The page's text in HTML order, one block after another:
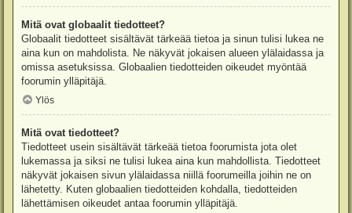
Mitä ovat globaalit tiedotteet?
Globaalit tiedotteet sisältävät tärkeää tietoa ja sinun tulisi lukea ne
aina kun on mahdolista. Ne näkyvät jokaisen alueen ylälaidassa ja
omissa asetuksissa. Globaalien tiedotteiden oikeudet myöntää
foorumin ylläpitäjä.
Ylös
Mitä ovat tiedotteet?
Tiedotteet usein sisältävät tärkeää tietoa foorumista jota olet
lukemassa ja siksi ne tulisi lukea aina kun mahdollista. Tiedotteet
näkyvät jokaisen sivun ylälaidassa niillä foorumeilla joihin ne on
lähetetty. Kuten globaalien tiedotteiden kohdalla, tiedotteiden
lähettämisen oikeudet antaa foorumin ylläpitäjä.